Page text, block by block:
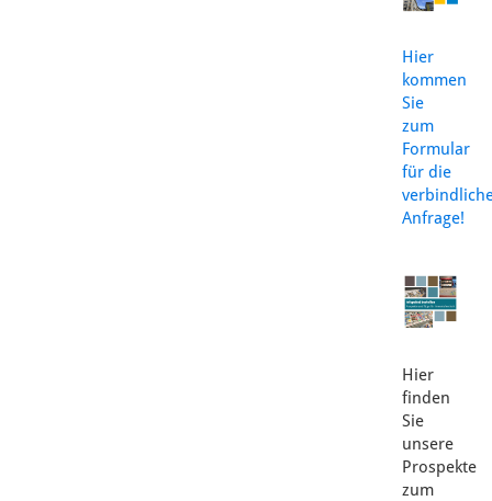
Hier
kommen
Sie
zum
Formular
für die
Anfrage!
Hier
finden
Sie
unsere
Prospekte
zum